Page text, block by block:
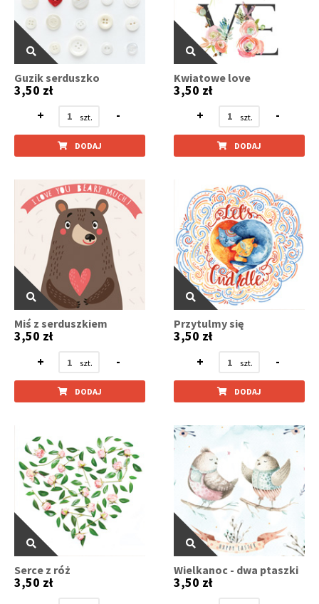
Guzik serduszko
3,50 zł
+
-
DODAJ
Kwiatowe love
3,50 zł
+
-
DODAJ
Miś z serduszkiem
3,50 zł
+
-
DODAJ
Przytulmy się
3,50 zł
+
-
DODAJ
Serce z róż
3,50 zł
Wielkanoc - dwa ptaszki
3,50 zł